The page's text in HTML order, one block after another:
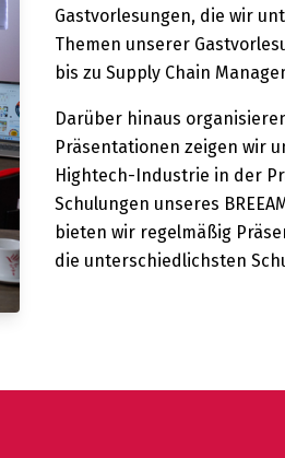
Gastvorlesungen, die wir
Themen unserer
bis zu Supply Chain
Darüber hinaus
Präsentationen zeigen wir
Hightech-Industrie in der
Schulungen unseres
bieten wir regelmäßig
die unterschiedlichsten